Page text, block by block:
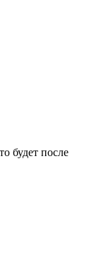
будет после